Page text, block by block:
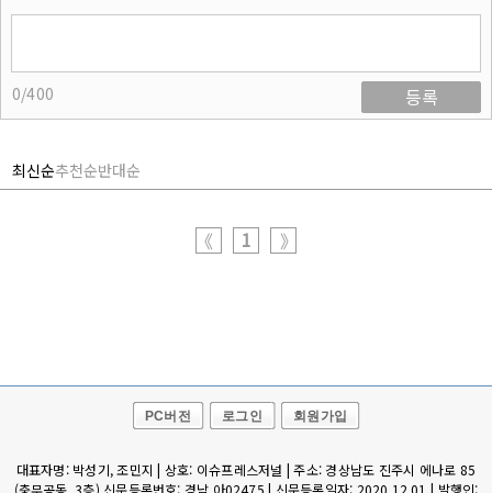
0/400 등록
최신순추천순반대순
《 1 》
PC버전 로그인 회원가입
대표자명: 박성기, 조민지 | 상호: 이슈프레스저널 | 주소: 경상남도 진주시 에나로 85
(충무공동, 3층) 신문등록번호: 경남,아02475 | 신문등록일자: 2020.12.01 | 발행인: